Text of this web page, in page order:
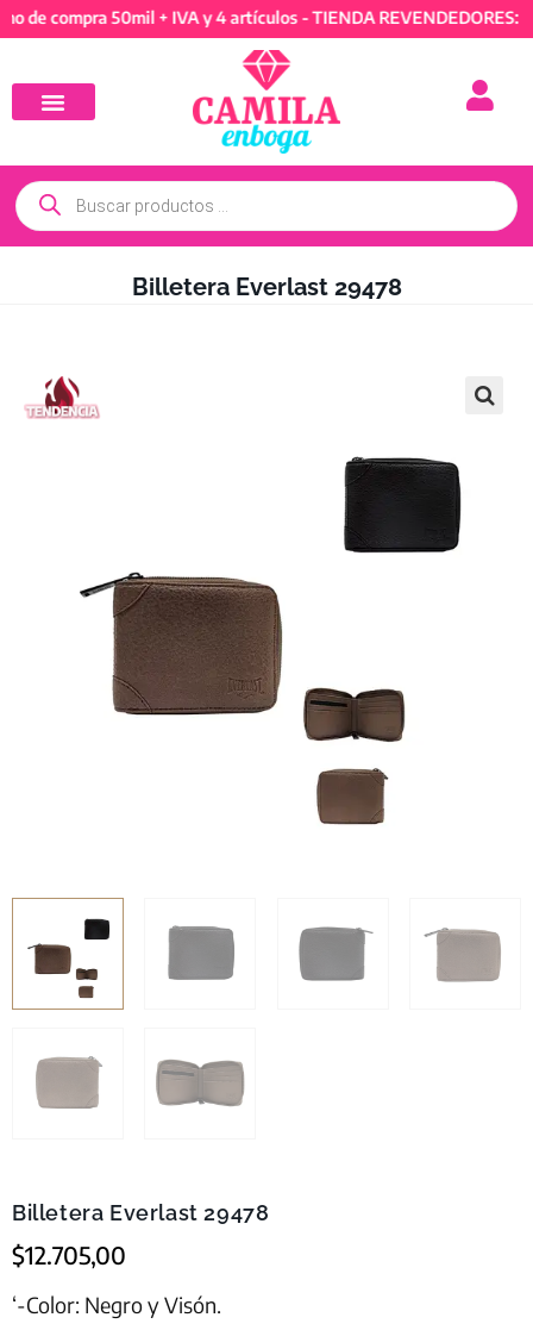
de compra 50mil + IVA y 4 artículos - TIENDA REVENDEDORES:
Billetera Everlast 29478
Billetera Everlast 29478
$12.705,00
‘-Color: Negro y Visón.